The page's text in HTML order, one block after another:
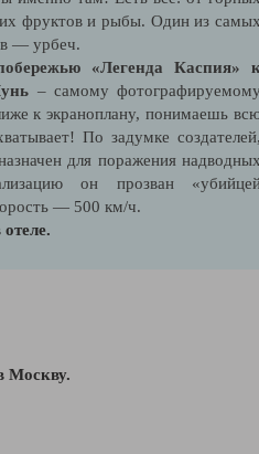
фруктов и рыбы. Один из
— урбеч.
«Легенда Каспия»
– самому
к экраноплану, понимаешь
По задумке
для поражения
он прозван
— 500 км/ч.
Москву.